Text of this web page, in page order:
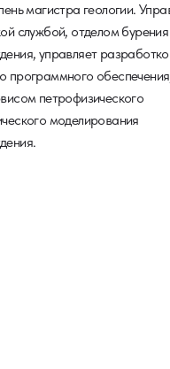
магистра геологии.
службой, отделом бурения
управляет
программного
петрофизического
моделирования